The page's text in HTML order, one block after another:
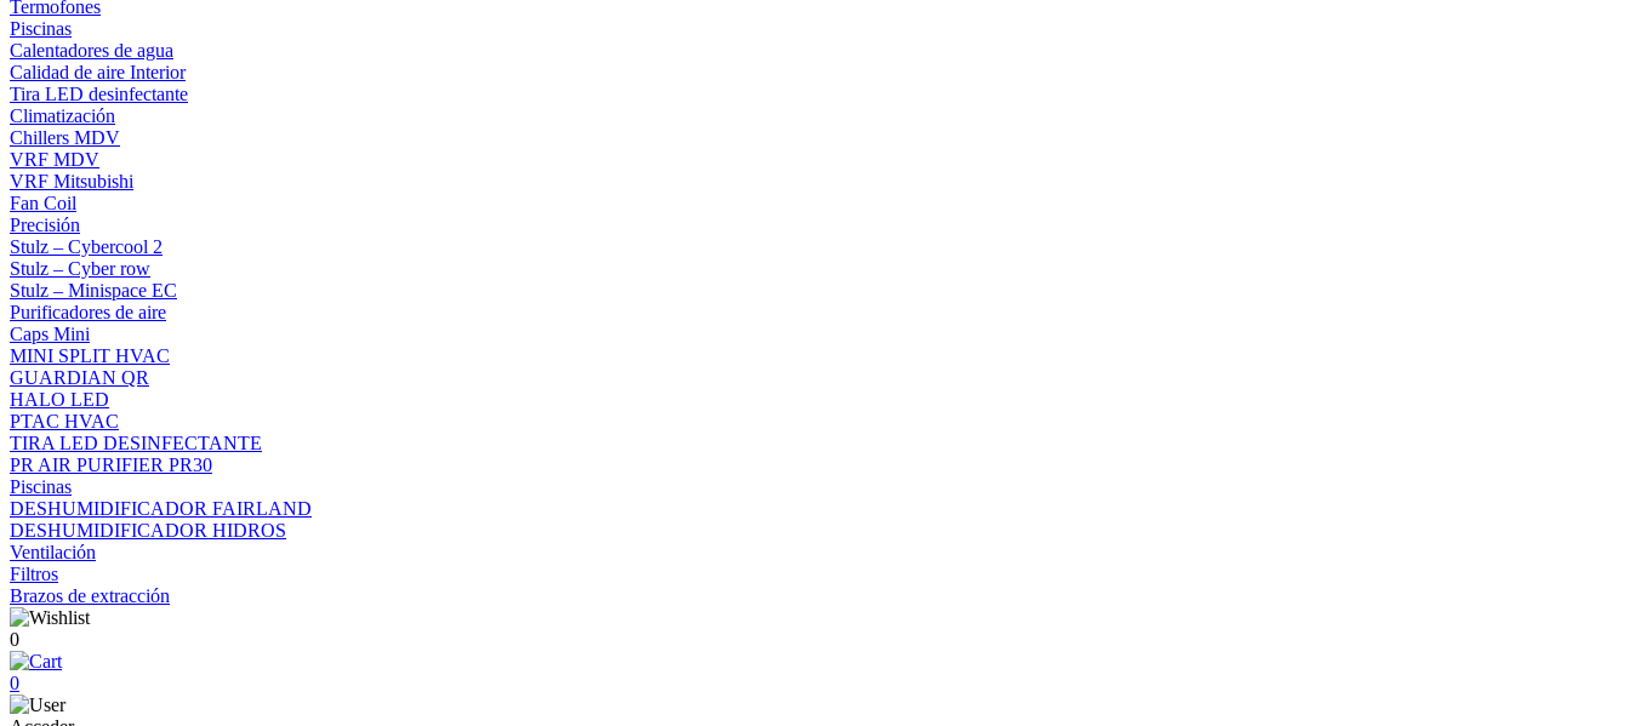
Termofones
Piscinas
Calentadores de agua
Calidad de aire Interior
Tira LED desinfectante
Climatización
Chillers MDV
VRF MDV
VRF Mitsubishi
Fan Coil
Precisión
Stulz – Cybercool 2
Stulz – Cyber row
Stulz – Minispace EC
Purificadores de aire
Caps Mini
MINI SPLIT HVAC
GUARDIAN QR
HALO LED
PTAC HVAC
TIRA LED DESINFECTANTE
PR AIR PURIFIER PR30
Piscinas
DESHUMIDIFICADOR FAIRLAND
DESHUMIDIFICADOR HIDROS
Ventilación
Filtros
Brazos de extracción
0
0